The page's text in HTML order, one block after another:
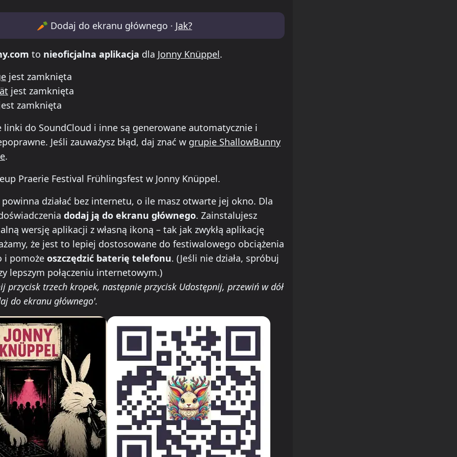
for Praerie Festival Frühlingsfest
🥕 Dodaj do ekranu głównego · Jak?
to nieoficjalna aplikacja dla Jonny Knüppel.
jest zamknięta
jest zamknięta
zamknięta
do SoundCloud i inne są generowane automatycznie i
Jeśli zauważysz błąd, daj znać w grupie ShallowBunny
.
Praerie Festival Frühlingsfest w Jonny Knüppel.
this app on your phone
działać bez internetu, o ile masz otwarte jej okno. Dla
dodaj ją do ekranu głównego. Zainstalujesz
wersję aplikacji z własną ikoną – tak jak zwykłą aplikację
że jest to lepiej dostosowane do festiwalowego obciążenia
i pomoże oszczędzić baterię telefonu. (Jeśli nie działa, spróbuj
lepszym połączeniu internetowym.)
przycisk trzech kropek, następnie przycisk Udostępnij, przewiń w dół
do ekranu głównego'.